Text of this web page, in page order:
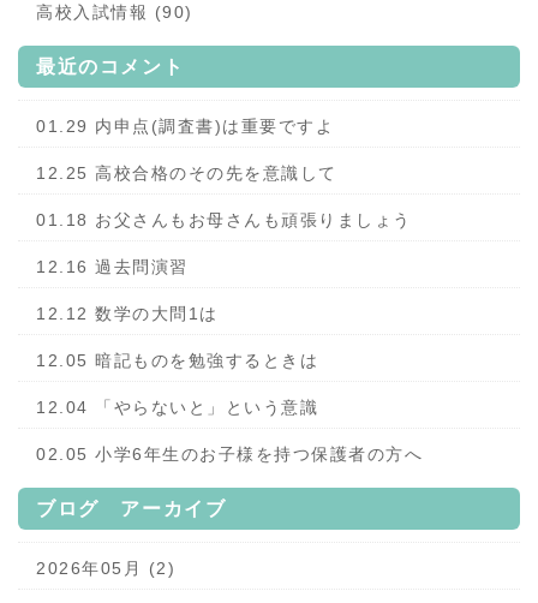
高校入試情報 (90)
最近のコメント
01.29 内申点(調査書)は重要ですよ
12.25 高校合格のその先を意識して
01.18 お父さんもお母さんも頑張りましょう
12.16 過去問演習
12.12 数学の大問1は
12.05 暗記ものを勉強するときは
12.04 「やらないと」という意識
02.05 小学6年生のお子様を持つ保護者の方へ
ブログ アーカイブ
2026年05月 (2)